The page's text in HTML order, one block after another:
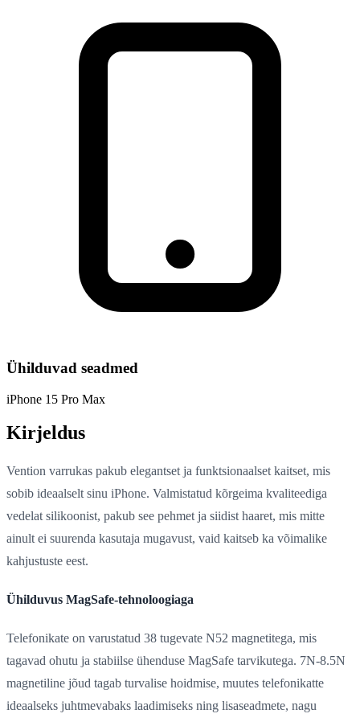
Ühilduvad seadmed
iPhone 15 Pro Max
Kirjeldus
Vention varrukas pakub elegantset ja funktsionaalset kaitset, mis
sobib ideaalselt sinu iPhone. Valmistatud kõrgeima kvaliteediga
vedelat silikoonist, pakub see pehmet ja siidist haaret, mis mitte
ainult ei suurenda kasutaja mugavust, vaid kaitseb ka võimalike
kahjustuste eest.
Ühilduvus MagSafe-tehnoloogiaga
Telefonikate on varustatud 38 tugevate N52 magnetitega, mis
tagavad ohutu ja stabiilse ühenduse MagSafe tarvikutega. 7N-8.5N
magnetiline jõud tagab turvalise hoidmise, muutes telefonikatte
ideaalseks juhtmevabaks laadimiseks ning lisaseadmete, nagu